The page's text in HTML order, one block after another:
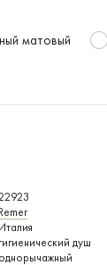
Remer
Италия
гигиенический душ
однорычажный
матовый